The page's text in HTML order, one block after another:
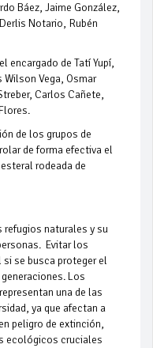
Báez, Jaime González,
Notario, Rubén
encargado de Tatí Yupí,
Vega, Osmar
Carlos Cañete,
de los grupos de
de forma efectiva el
rodeada de
naturales y su
Evitar los
se busca proteger el
Los
una de las
ya que afectan a
peligro de extinción,
ecológicos cruciales